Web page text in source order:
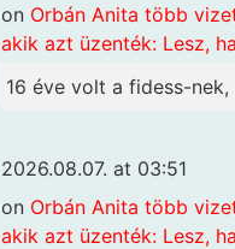
on Orbán Anita több
akik azt üzenték: Lesz,
16 éve volt a fidess-nek,
2026.08.07. at 03:51
on Orbán Anita több
akik azt üzenték: Lesz,